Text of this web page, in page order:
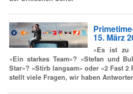
15. März
«Es ist zu
«Ein starkes Team»? «Stefan und
Star»? «Stirb langsam» oder «2 Fast 2
stellt viele Fragen, wir haben